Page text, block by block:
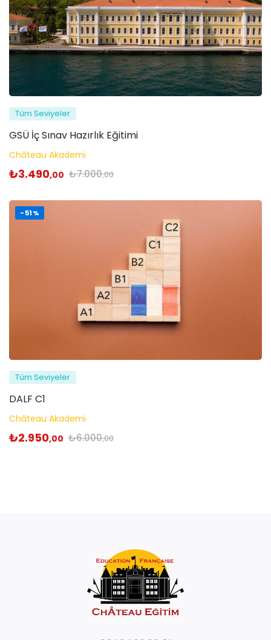
Tüm Seviyeler
GSÜ İç Sınav Hazırlık Eğitimi
Château Akademi
₺3.490,00 ₺7.000,00
-51%
Tüm Seviyeler
DALF C1
Château Akademi
₺2.950,00 ₺6.000,00